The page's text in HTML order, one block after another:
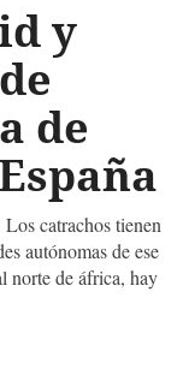
y
de
catrachos tienen
autónomas de ese
norte de áfrica, hay